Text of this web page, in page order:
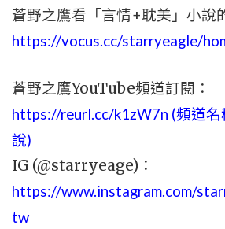
蒼野之鷹看「言情+耽美」小說
https://vocus.cc/starryeagle/
蒼野之鷹YouTube頻道訂閱：
https://reurl.cc/k1zW7n (頻道
說)
IG (@starryeage)：
https://www.instagram.com/
tw